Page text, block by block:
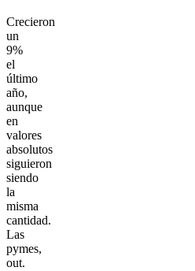
Crecieron
un
9%
el
último
año,
aunque
en
valores
absolutos
siguieron
siendo
la
misma
cantidad.
Las
pymes,
out.